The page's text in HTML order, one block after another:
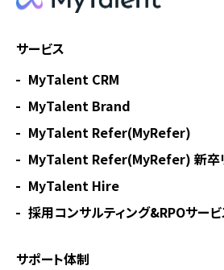
サービス
MyTalent CRM
MyTalent Brand
MyTalent Refer(MyRefer)
MyTalent Refer(MyRefer) 新卒
MyTalent Hire
採用コンサルティング&RPOサー
サポート体制